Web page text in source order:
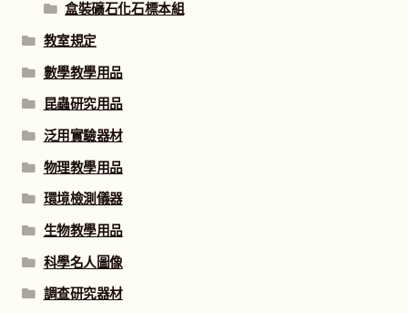
盒裝礦石化石標本組
教室規定
數學教學用品
昆蟲研究用品
泛用實驗器材
物理教學用品
環境檢測儀器
生物教學用品
科學名人圖像
調查研究器材